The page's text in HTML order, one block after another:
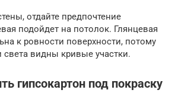
отдайте предпочтение
подойдет на потолок. Глянцевая
к ровности поверхности, потому
света видны кривые участки.
гипсокартон под покраску